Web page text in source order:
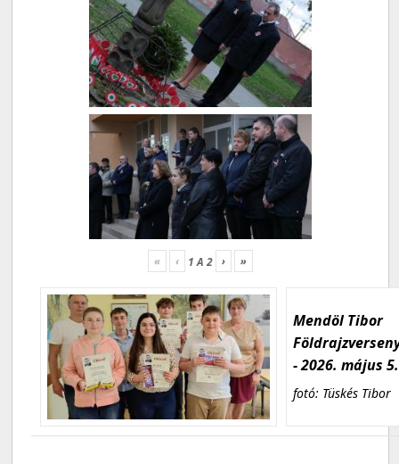
« ‹ 1A2 › »
Mendöl Tibor
- 2026. május 5.
fotó: Tüskés Tibor